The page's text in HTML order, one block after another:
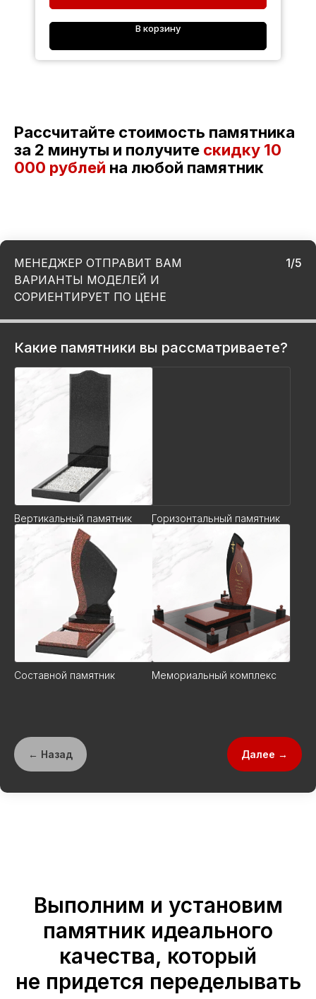
В корзину
Рассчитайте стоимость памятника
за 2 минуты и получите скидку 10
000 рублей на любой памятник
МЕНЕДЖЕР ОТПРАВИТ ВАМ
ВАРИАНТЫ МОДЕЛЕЙ И
СОРИЕНТИРУЕТ ПО ЦЕНЕ
1/5
Какие памятники вы рассматриваете?
Вертикальный памятник Горизонтальный памятник
Составной памятник Мемориальный комплекс
← Назад Далее →
Выполним и установим
памятник идеального
качества, который
не придется переделывать